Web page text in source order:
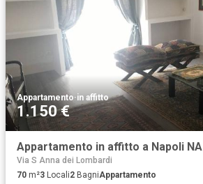
Appartamento·in affitto
1.150 €
Appartamento in affitto a Napoli NA
Via S Anna dei Lombardi
70 m²3 Locali2 BagniAppartamento